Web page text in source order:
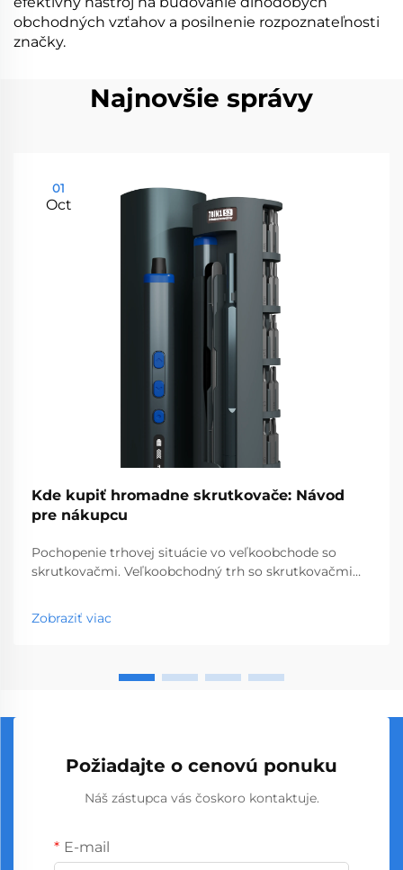
obchodných vzťahov a posilnenie rozpoznateľnosti
značky.
Najnovšie správy
01
Oct
Kde kupiť hromadne skrutkovače: Návod
pre nákupcu
Pochopenie trhovej situácie vo veľkoobchode so
skrutkovačmi. Veľkoobchodný trh so skrutkovačmi
nástrojov, ktorý obsluhuje podniky od obchodov so
stavebninami až po stavebné spoločnosti. S
Zobraziť viac
Požiadajte o cenovú ponuku
Náš zástupca vás čoskoro kontaktuje.
E-mail